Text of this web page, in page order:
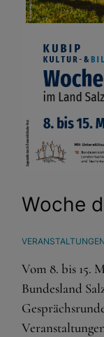
Woche
VERANSTALTUNGEN
Vom 8. bis 15.
Bundesland